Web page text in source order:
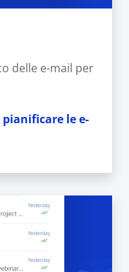
delle e-mail per
le e-